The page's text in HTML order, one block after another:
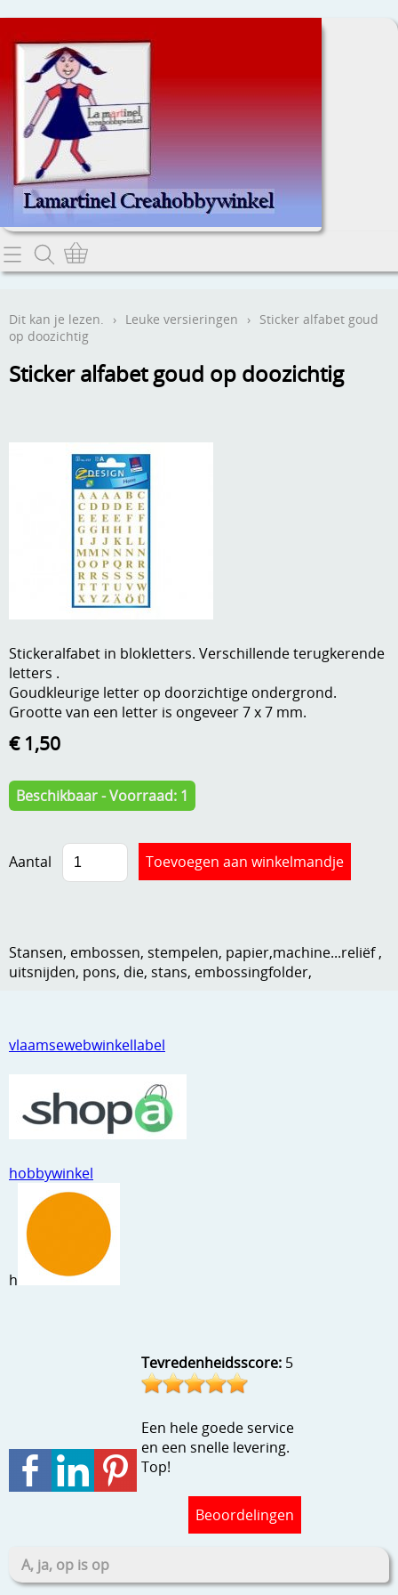
Home
Contact
Webwinkel
Aanbiedingen
Boeken en magazines
Dies om te stansen
DVD-CD
Handige extra's
Hechtingsmaterialen
Hout , MDF, kartonmateriaal, steen
Kleurmateriaal-tekenmateriaal
Knipvellen
Netjes opbergen
Snijmaterialen
Speciaal papier
Stans machine en embossing machines
Stempels en zo
Template, mask, stencils, grids
Wat nog, een creatief kijkje
Verzend - en verpakkingsk
Mijn account
Anders creatief
Gastenboek
vlaamsewebwinkellabel
hobbywinkel
h
Tevredenheidsscore: 5
Een hele goede service
en een snelle levering.
Top!
Beoordelingen
A, ja, op is op
Dit kan je lezen. › Leuke versieringen › Sticker alfabet goud
op doozichtig
Sticker alfabet goud op doozichtig
Stickeralfabet in blokletters. Verschillende terugkerende
letters .
Goudkleurige letter op doorzichtige ondergrond.
Grootte van een letter is ongeveer 7 x 7 mm.
€ 1,50
Beschikbaar - Voorraad: 1
Aantal
Stansen, embossen, stempelen, papier,machine...reliëf ,
uitsnijden, pons, die, stans, embossingfolder,